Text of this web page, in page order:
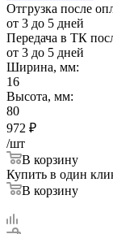
Отгрузка после
от 3 до 5 дней
Передача в ТК
от 3 до 5 дней
Ширина, мм:
16
Высота, мм:
80
972 ₽
/шт
В корзину
Купить в один
В корзину